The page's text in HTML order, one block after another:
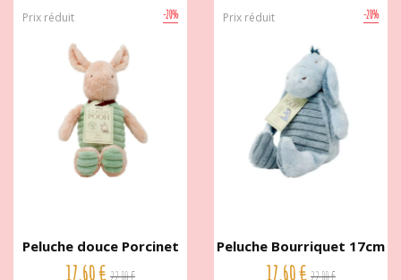
-20%
Prix réduit
Peluche douce Porcinet
13cm...
17,60 € 22,00 €
-20%
Prix réduit
Peluche Bourriquet 17cm
La...
17,60 € 22,00 €